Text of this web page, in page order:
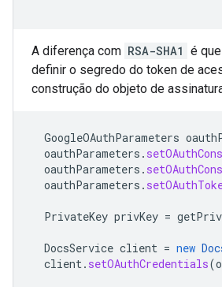
A diferença com RSA-SHA1 é
definir o segredo do token de
construção do objeto de
GoogleOAuthParameters
oauthParameters .
oauthParameters .
oauthParameters .
PrivateKey privKey =
DocsService client = new
client. setOAuthCredentials(